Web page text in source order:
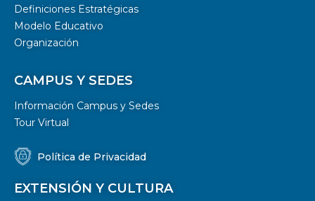
Definiciones Estratégicas
Modelo Educativo
Organización
CAMPUS Y SEDES
Información Campus y Sedes
Tour Virtual
Política de Privacidad
EXTENSIÓN Y CULTURA